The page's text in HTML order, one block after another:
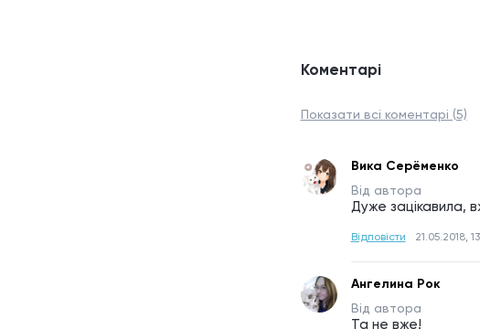
Коментарі
Показати всі коментарі (5)
Вика Серёменко
Від автора
Дуже зацікавила,
Відповісти 21.05.2018,
Ангелина Рок
Від автора
Та не вже!